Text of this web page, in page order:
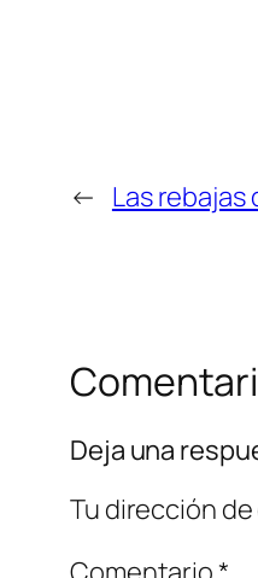
← Las rebajas
Deja una
Tu dirección